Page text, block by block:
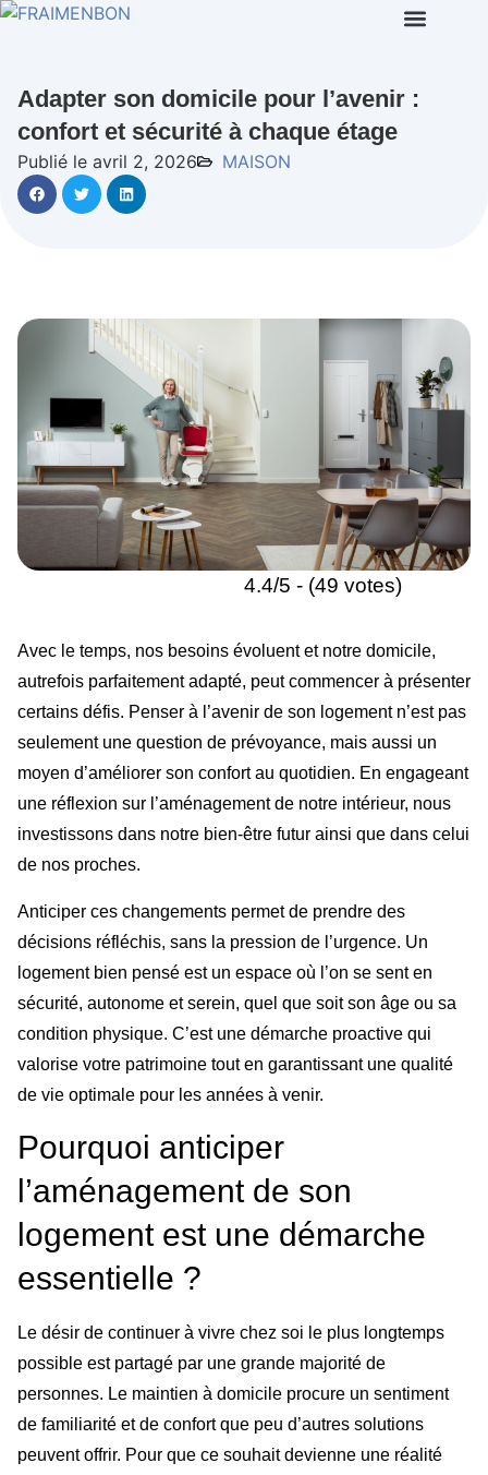
Adapter son domicile pour l’avenir :
confort et sécurité à chaque étage
Publié le avril 2, 2026 MAISON
4.4/5 - (49 votes)
Avec le temps, nos besoins évoluent et notre domicile,
autrefois parfaitement adapté, peut commencer à présenter
certains défis. Penser à l’avenir de son logement n’est pas
seulement une question de prévoyance, mais aussi un
moyen d’améliorer son confort au quotidien. En engageant
une réflexion sur l’aménagement de notre intérieur, nous
investissons dans notre bien-être futur ainsi que dans celui
de nos proches.
Anticiper ces changements permet de prendre des
décisions réfléchis, sans la pression de l’urgence. Un
logement bien pensé est un espace où l’on se sent en
sécurité, autonome et serein, quel que soit son âge ou sa
condition physique. C’est une démarche proactive qui
valorise votre patrimoine tout en garantissant une qualité
de vie optimale pour les années à venir.
Pourquoi anticiper
l’aménagement de son
logement est une démarche
essentielle ?
Le désir de continuer à vivre chez soi le plus longtemps
possible est partagé par une grande majorité de
personnes. Le maintien à domicile procure un sentiment
de familiarité et de confort que peu d’autres solutions
peuvent offrir. Pour que ce souhait devienne une réalité